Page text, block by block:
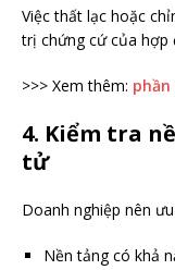
Việc thất lạc hoặc
trị chứng cứ của hợp
>>> Xem thêm:
4. Kiểm tra
tử
Doanh nghiệp nên
Nền tảng có khả